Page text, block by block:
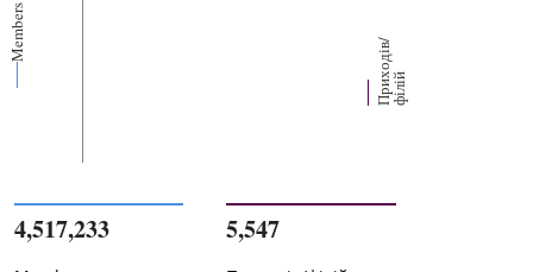
Members
П
р
их
о
д
і
в
/
ф
і
л
ій
4,517,233 5,547